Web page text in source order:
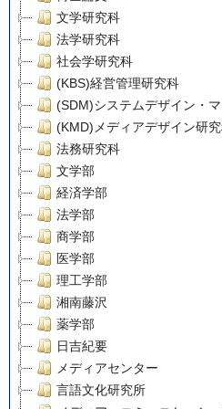
文学研究科
法学研究科
社会学研究科
(KBS)経営管理研究科
(SDM)システムデザイン・
(KMD)メディアデザイン研
法務研究科
文学部
経済学部
法学部
商学部
医学部
理工学部
湘南藤沢
薬学部
日吉紀要
メディアセンター
言語文化研究所